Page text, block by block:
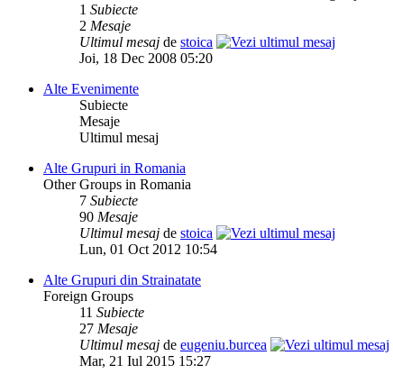
1 Subiecte
2 Mesaje
Ultimul mesaj de stoica
Joi, 18 Dec 2008 05:20
Alte Evenimente
Subiecte
Mesaje
Ultimul mesaj
Alte Grupuri in Romania
Other Groups in Romania
7 Subiecte
90 Mesaje
Ultimul mesaj de stoica
Lun, 01 Oct 2012 10:54
Alte Grupuri din Strainatate
Foreign Groups
11 Subiecte
27 Mesaje
Ultimul mesaj de eugeniu.burcea
Mar, 21 Iul 2015 15:27